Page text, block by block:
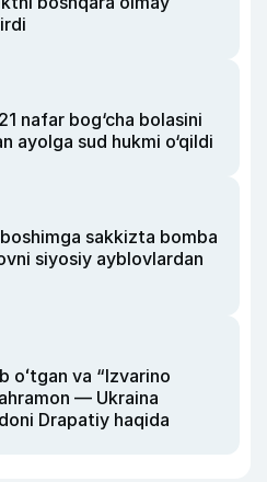
nafar bog‘cha bolasini
ayolga sud hukmi o‘qildi
sakkizta bomba
siyosiy ayblovlardan
oʻtgan va “Izvarino
— Ukraina
Drapatiy haqida